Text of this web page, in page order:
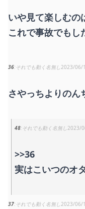
いや見て楽しむの
これで事故でもし
36 それでも動く名無し2023/06/
さやっちよりのん
48 それでも動く名無し2023/
>>36
実はこいつのオ
37 それでも動く名無し2023/06/